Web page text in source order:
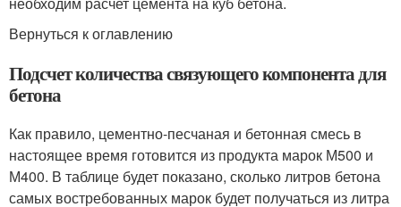
Вернуться к оглавлению
Подсчет количества связующего компонента для
бетона
Как правило, цементно-песчаная и бетонная смесь в
настоящее время готовится из продукта марок М500 и
М400. В таблице будет показано, сколько литров бетона
самых востребованных марок будет получаться из литра